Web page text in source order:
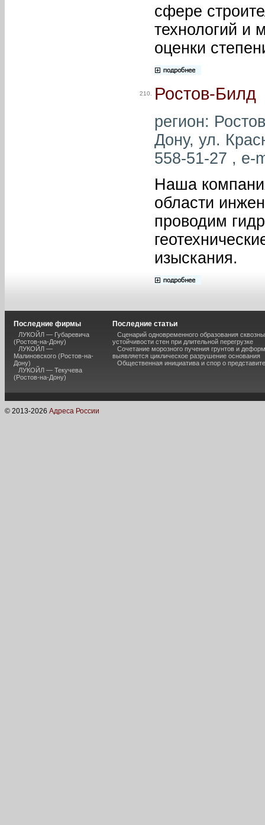
сфере
технологий и
оценки
210. Ростов-Билд
регион:
Дону, ул.
558-51-27 , e-
Наша
области
проводим
изыскания.
Последние фирмы
ЛУКОЙЛ — Губаревича
(Ростов-на-Дону)
ЛУКОЙЛ —
Малиновского (Ростов-на-
Дону)
ЛУКОЙЛ — Текучева
(Ростов-на-Дону)
Последние статьи
Сценарий одновременного образования
устойчивости стен при длительной перегрузке
Сочетание морозного пучения грунтов и
выявляется циклическое разрушение основания
Общественная инициатива и спор о
© 2013-2026 Адреса России